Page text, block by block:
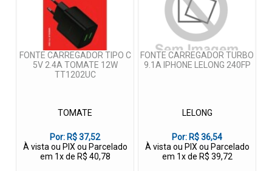
FONTE CARREGADOR TIPO C
5V 2.4A TOMATE 12W
TT1202UC
TOMATE
Por: R$ 37,52
À vista ou PIX ou Parcelado
em 1x de R$ 40,78
FONTE CARREGADOR TURBO
9.1A IPHONE LELONG 240FP
LELONG
Por: R$ 36,54
À vista ou PIX ou Parcelado
em 1x de R$ 39,72